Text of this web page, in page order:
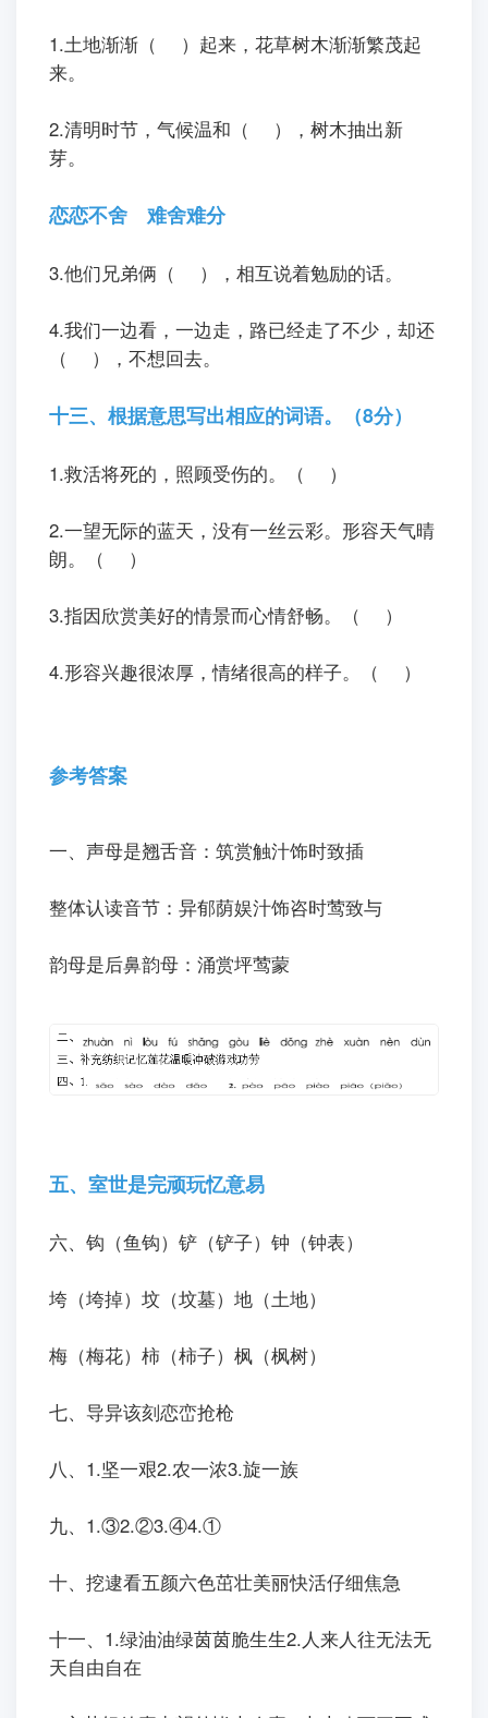
1.土地渐渐（ ）起来，花草树木渐渐繁茂起
来。
2.清明时节，气候温和（ ），树木抽出新
芽。
恋恋不舍 难舍难分
3.他们兄弟俩（ ），相互说着勉励的话。
4.我们一边看，一边走，路已经走了不少，却还
（ ），不想回去。
十三、根据意思写出相应的词语。（8分）
1.救活将死的，照顾受伤的。（ ）
2.一望无际的蓝天，没有一丝云彩。形容天气晴
朗。（ ）
3.指因欣赏美好的情景而心情舒畅。（ ）
4.形容兴趣很浓厚，情绪很高的样子。（ ）
参考答案
一、声母是翘舌音：筑赏触汁饰时致插
整体认读音节：异郁荫娱汁饰咨时莺致与
韵母是后鼻韵母：涌赏坪莺蒙
五、室世是完顽玩忆意易
六、钩（鱼钩）铲（铲子）钟（钟表）
垮（垮掉）坟（坟墓）地（土地）
梅（梅花）柿（柿子）枫（枫树）
七、导异该刻恋峦抢枪
八、1.坚一艰2.农一浓3.旋一族
九、1.③2.②3.④4.①
十、挖逮看五颜六色茁壮美丽快活仔细焦急
十一、1.绿油油绿茵茵脆生生2.人来人往无法无
天自由自在